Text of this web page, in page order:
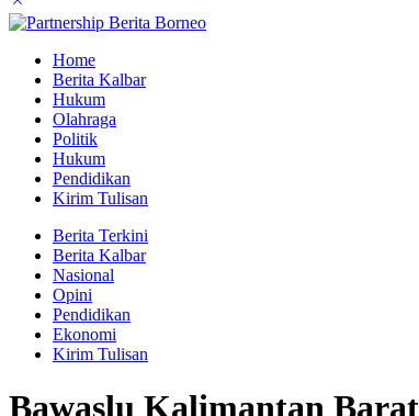
Home
Berita Kalbar
Hukum
Olahraga
Politik
Hukum
Pendidikan
Kirim Tulisan
Berita Terkini
Berita Kalbar
Nasional
Opini
Pendidikan
Ekonomi
Kirim Tulisan
Bawaslu Kalimantan Barat